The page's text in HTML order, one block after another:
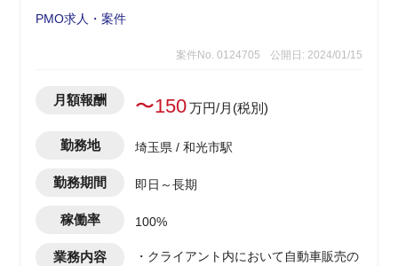
PMO求人・案件
案件No. 0124705 公開日: 2024/01/15
月額報酬 〜150万円/月(税別)
勤務地 埼玉県 / 和光市駅
勤務期間 即日～長期
稼働率 100%
業務内容
・クライアント内において自動車販売の